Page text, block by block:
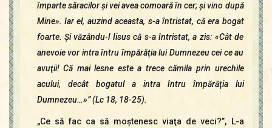
împarte săracilor şi vei avea comoară în cer; şi vino după
Mine». Iar el, auzind aceasta, s-a întristat, că era bogat
foarte. Şi văzându-l Iisus că s-a întristat, a zis: «Cât de
anevoie vor intra întru împărăţia lui Dumnezeu cei ce au
avuţii! Că mai lesne este a trece cămila prin urechile
acului, decât bogatul a intra întru împărăţia lui
Dumnezeu…»” (Lc 18, 18-25).
„Ce să fac ca să moştenesc viaţa de veci?”, L-a